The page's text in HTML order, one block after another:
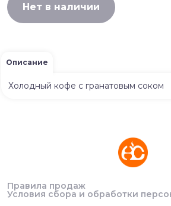
Нет в наличии
Описание
Холодный кофе с гранатовым соком
Правила продаж
Условия сбора и обработки